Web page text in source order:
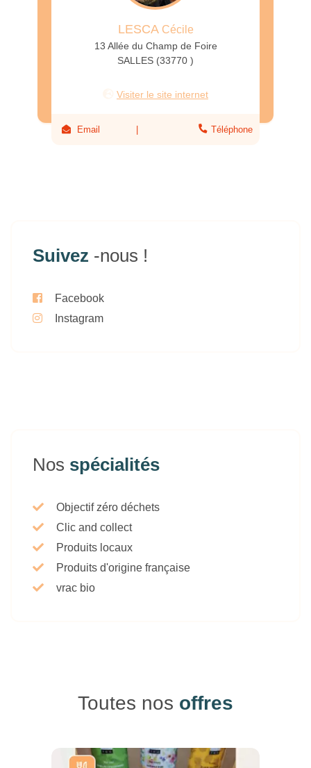
LESCACécile
13 Allée du Champ de Foire
SALLES (33770 )
Visiter le site internet
Email Téléphone
Suivez -nous !
Facebook
Instagram
Nos spécialités
Objectif zéro déchets
Clic and collect
Produits locaux
Produits d'origine française
vrac bio
Toutes nos offres